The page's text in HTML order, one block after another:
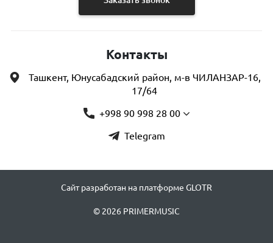
Контакты
Ташкент, Юнусабадский район, м-в ЧИЛАНЗАР-16,
17/64
+998 90 998 28 00
Telegram
Сайт разработан на платформе GLOTR
© 2026 PRIMERMUSIC